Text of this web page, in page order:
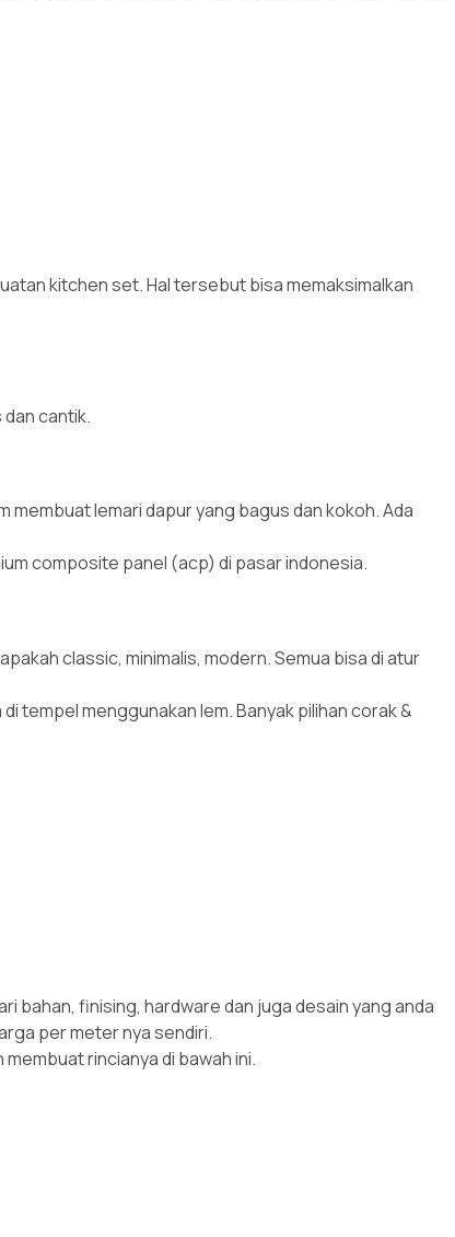
kitchen set. Hal tersebut bisa memaksimalkan
cantik.
lemari dapur yang bagus dan kokoh. Ada
composite panel (acp) di pasar indonesia.
classic, minimalis, modern. Semua bisa di atur
tempel menggunakan lem. Banyak pilihan corak &
bahan, finising, hardware dan juga desain yang anda
per meter nya sendiri.
rincianya di bawah ini.